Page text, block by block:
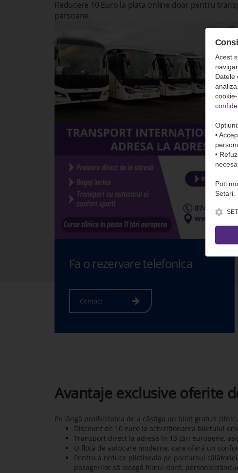
Reducere 10 Euro la plata online doar pentru
persoane.
Fa o rezervare telefonica
Contact
Avantaje exclusive oferite
Pe lângă posibilitatea de a câștiga un bilet gratuit
Discount de 10 euro la achiziționarea biletului
Transport direct la adresă în 13 țări europene,
O flotă de autocare moderne, care oferă un
Pentru a reduce plictiseala pe parcursul
pasagerilor să aleagă filmul dorit,
Acest
Datele
Optiuni:
•
•
Poti
Setari.